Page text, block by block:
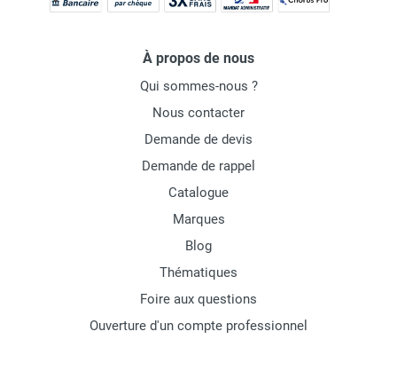
À propos de nous
Qui sommes-nous ?
Nous contacter
Demande de devis
Demande de rappel
Catalogue
Marques
Blog
Thématiques
Foire aux questions
Ouverture d'un compte professionnel